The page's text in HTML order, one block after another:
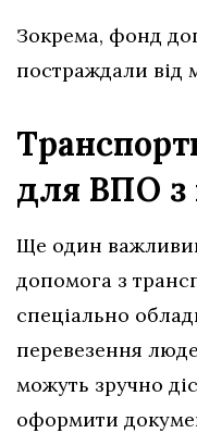
Зокрема, фонд
постраждали від
для ВПО з
Ще один
допомога з
спеціально
перевезення
можуть зручно
оформити